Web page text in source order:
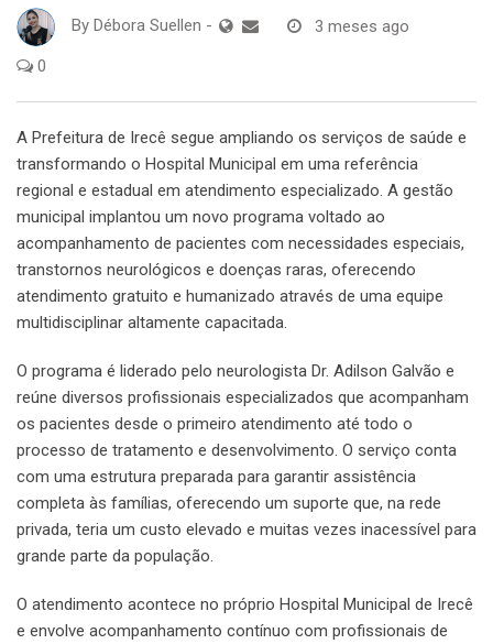
By Débora Suellen - 3 meses ago
0
A Prefeitura de Irecê segue ampliando os serviços de saúde e
transformando o Hospital Municipal em uma referência
regional e estadual em atendimento especializado. A gestão
municipal implantou um novo programa voltado ao
acompanhamento de pacientes com necessidades especiais,
transtornos neurológicos e doenças raras, oferecendo
atendimento gratuito e humanizado através de uma equipe
multidisciplinar altamente capacitada.
O programa é liderado pelo neurologista Dr. Adilson Galvão e
reúne diversos profissionais especializados que acompanham
os pacientes desde o primeiro atendimento até todo o
processo de tratamento e desenvolvimento. O serviço conta
com uma estrutura preparada para garantir assistência
completa às famílias, oferecendo um suporte que, na rede
privada, teria um custo elevado e muitas vezes inacessível para
grande parte da população.
O atendimento acontece no próprio Hospital Municipal de Irecê
e envolve acompanhamento contínuo com profissionais de